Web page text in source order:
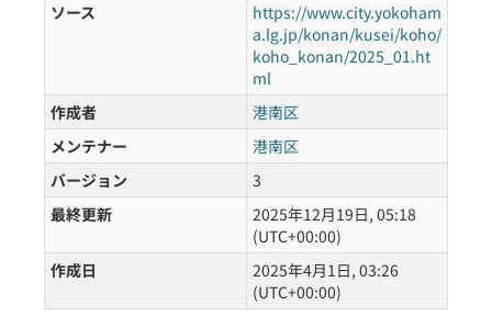
ソース
https://www.city.yokoham
a.lg.jp/konan/kusei/koho/
koho_konan/2025_01.ht
ml
作成者
港南区
メンテナー
港南区
バージョン
3
最終更新
2025年12月19日, 05:18
(UTC+00:00)
作成日
2025年4月1日, 03:26
(UTC+00:00)